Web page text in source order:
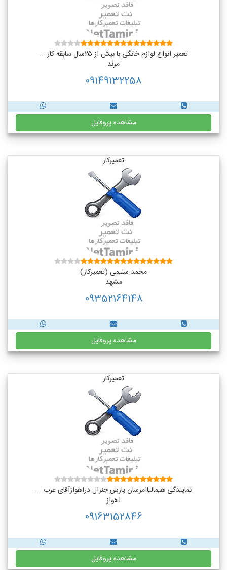
تعمیر انواع لوازم خانگی با بیش از ۲۵سال سابقه کار ...
مرند
09149132258
مشاهده پروفایل
تعمیرکار
محمد سلیمی (تعمیرکار)
مشهد
09352164148
مشاهده پروفایل
تعمیرکار
نمایندگی هیمالیاامرسان پارس جنرال دراهوازآقای عرب ...
اهواز
09163152846
مشاهده پروفایل